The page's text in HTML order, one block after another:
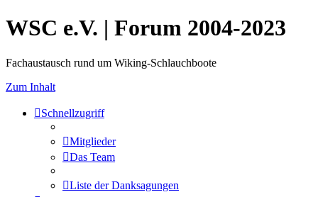
WSC e.V. | Forum 2004-2023
Fachaustausch rund um Wiking-Schlauchboote
Zum Inhalt
Schnellzugriff
Mitglieder
Das Team
Liste der Danksagungen